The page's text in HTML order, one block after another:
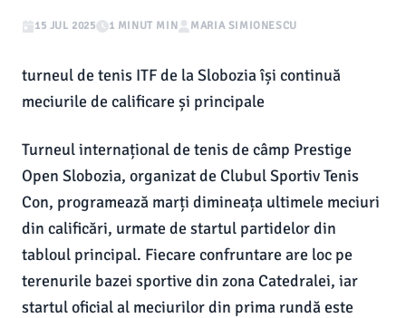
15 JUL 2025 1 MINUT MIN MARIA SIMIONESCU
turneul de tenis ITF de la Slobozia își continuă
meciurile de calificare și principale
Turneul internațional de tenis de câmp Prestige
Open Slobozia, organizat de Clubul Sportiv Tenis
Con, programează marți dimineața ultimele meciuri
din calificări, urmate de startul partidelor din
tabloul principal. Fiecare confruntare are loc pe
terenurile bazei sportive din zona Catedralei, iar
startul oficial al meciurilor din prima rundă este